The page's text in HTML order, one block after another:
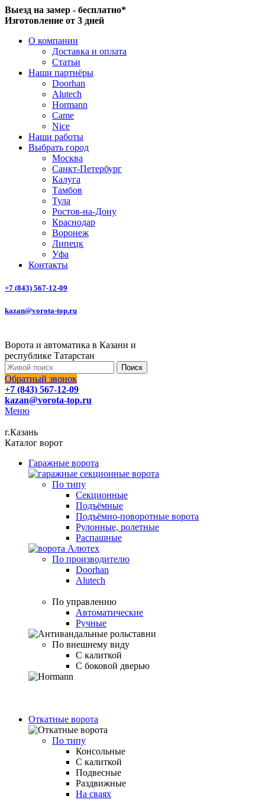
Выезд на замер - бесплатно*
Изготовление от 3 дней
О компании
Доставка и оплата
Статьи
Наши партнёры
Doorhan
Alutech
Hormann
Came
Nice
Наши работы
Выбрать город
Москва
Санкт-Петербург
Калуга
Тамбов
Тула
Ростов-на-Дону
Краснодар
Воронеж
Липецк
Уфа
Контакты
+7 (843) 567-12-09
kazan@vorota-top.ru
Ворота и автоматика в Казани и
республике Татарстан
Поиск
Обратный звонок
+7 (843) 567-12-09
kazan@vorota-top.ru
Меню
г.Казань
Каталог ворот
Гаражные ворота
По типу
Секционные
Подъёмные
Подъёмно-поворотные ворота
Рулонные, ролетные
Распашные
По производителю
Doorhan
Alutech
По управлению
Автоматические
Ручные
По внешнему виду
С калиткой
С боковой дверью
Откатные ворота
По типу
Консольные
С калиткой
Подвесные
Раздвижные
На сваях